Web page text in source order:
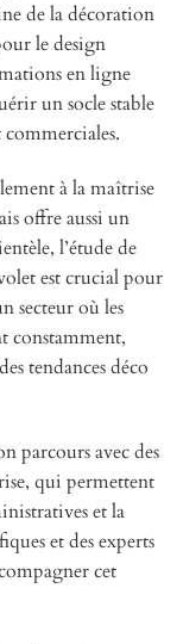
de la décoration
le design
en ligne
un socle stable
à la maîtrise
offre aussi un
l’étude de
est crucial pour
secteur où les
constamment,
tendances déco
parcours avec des
qui permettent
et la
et des experts
cet